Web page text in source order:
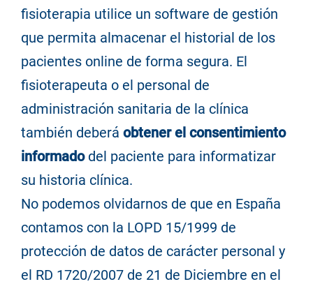
fisioterapia utilice un software de gestión
que permita almacenar el historial de los
pacientes online de forma segura. El
fisioterapeuta o el personal de
administración sanitaria de la clínica
también deberá obtener el consentimiento
informadodel paciente para informatizar
su historia clínica.
No podemos olvidarnos de que en España
contamos con la LOPD 15/1999 de
protección de datos de carácter personal y
el RD 1720/2007 de 21 de Diciembre en el